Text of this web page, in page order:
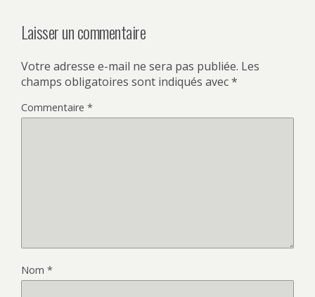
Laisser un commentaire
Votre adresse e-mail ne sera pas publiée. Les
champs obligatoires sont indiqués avec*
Commentaire *
Nom *